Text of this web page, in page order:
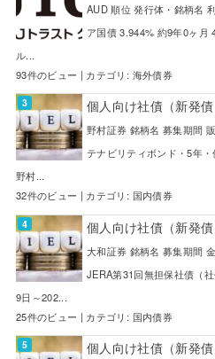
AUD 順位 発行体・銘柄名
ア国債 3.944% 約9年0ヶ月
ル...
93件のビュー | カテゴリ: 海外債券
個人向け社債（新発
野村証券 銘柄名 募集期間
テナビリティボンド・5年
野村...
32件のビュー | カテゴリ: 国内債券
個人向け社債（新発
大和証券 銘柄名 募集期間
JERA第31回無担保社債（
9日～202...
25件のビュー | カテゴリ: 国内債券
個人向け社債（新発